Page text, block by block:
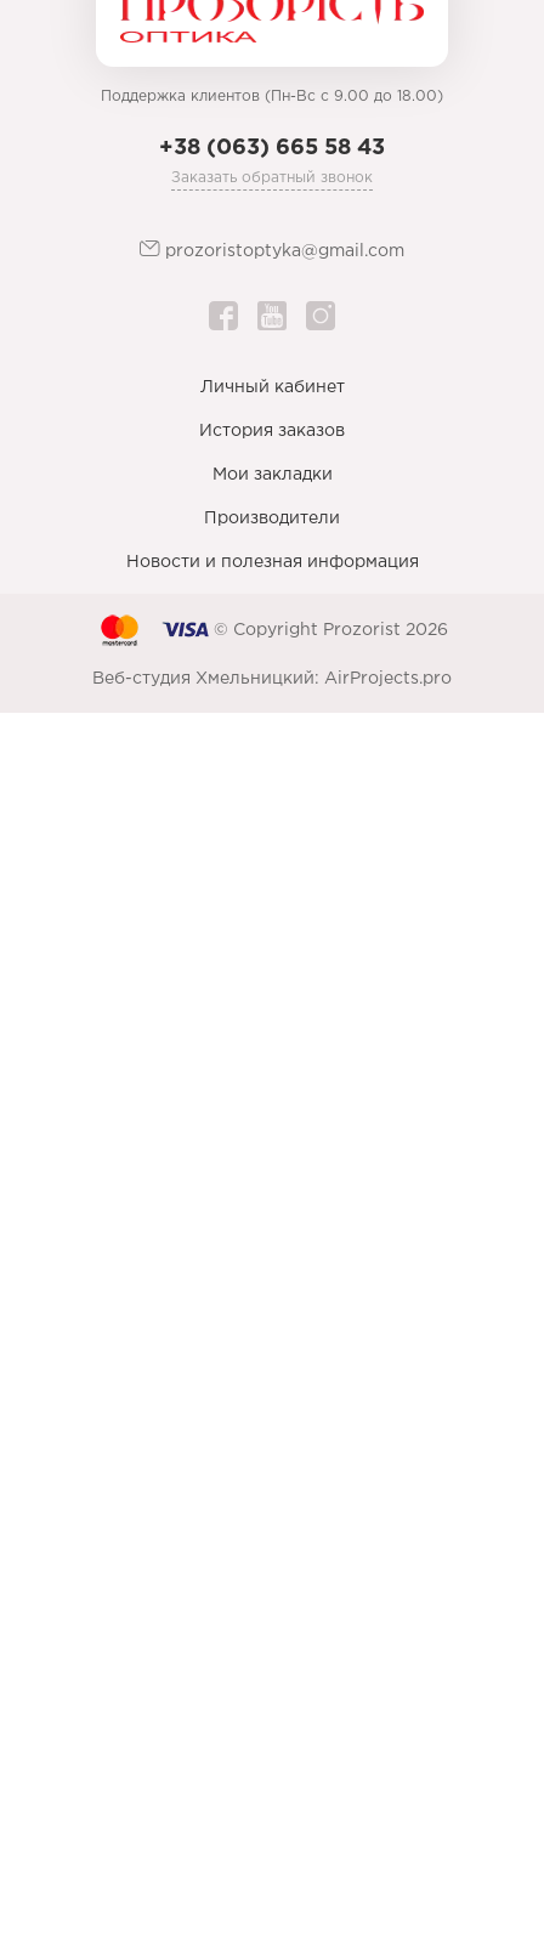
Поддержка клиентов (Пн-Вс с 9.00 до 18.00)
+38 (063) 665 58 43
Заказать обратный звонок
prozoristoptyka@gmail.com
Личный кабинет
История заказов
Мои закладки
Производители
Новости и полезная информация
© Copyright Prozorist 2026
Веб-студия Хмельницкий: AirProjects.pro